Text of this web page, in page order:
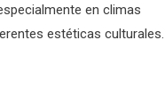
en climas
estéticas culturales.